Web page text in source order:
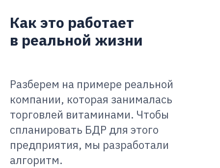
Как это работает
в реальной жизни
Разберем на примере реальной
компании, которая занималась
торговлей витаминами. Чтобы
спланировать БДР для этого
предприятия, мы разработали
алгоритм.